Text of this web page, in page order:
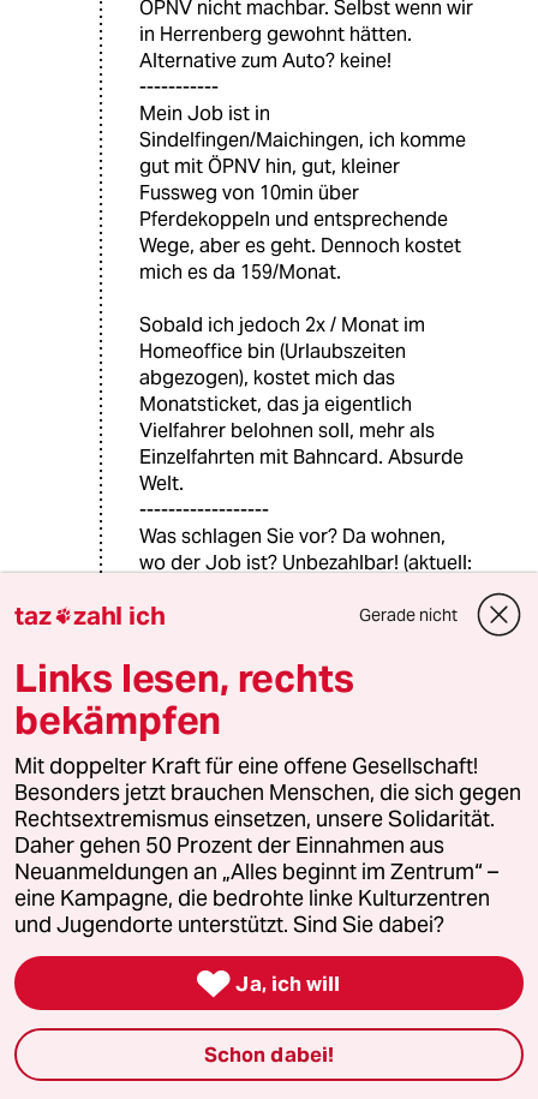
ÖPNV nicht machbar. Selbst wenn wir
in Herrenberg gewohnt hätten.
Alternative zum Auto? keine!
-----------
Mein Job ist in
Sindelfingen/Maichingen, ich komme
gut mit ÖPNV hin, gut, kleiner
Fussweg von 10min über
Pferdekoppeln und entsprechende
Wege, aber es geht. Dennoch kostet
mich es da 159/Monat.
Sobald ich jedoch 2x / Monat im
Homeoffice bin (Urlaubszeiten
abgezogen), kostet mich das
Monatsticket, das ja eigentlich
Vielfahrer belohnen soll, mehr als
Einzelfahrten mit Bahncard. Absurde
Welt.
------------------
Was schlagen Sie vor? Da wohnen,
wo der Job ist? Unbezahlbar! (aktuell:
Dort Arbeiten wo mein zuhause ist?
Prima, die Firma verlagert gerne...
Mein Kinderarzt wechseln? Auf dem
Dorf hat der Hausarzt 1x Nachmittags
Sprechstunde...
Es geht aktuell nicht ohne Mobilität.
Homeofficepflicht wäre jedoch ein
Anfang. Und eben 49 Euro/Monat, da
das billiger ist als jedes Auto.
6G
14.11.2022, 10:35 Uhr
@Octarine:
Richtig. Genau das ist es.
taz zahl ich Gerade nicht
Links lesen, rechts
bekämpfen
Mit doppelter Kraft für eine offene Gesellschaft!
Besonders jetzt brauchen Menschen, die sich gegen
Rechtsextremismus einsetzen, unsere Solidarität.
Daher gehen 50 Prozent der Einnahmen aus
Neuanmeldungen an „Alles beginnt im Zentrum“ –
eine Kampagne, die bedrohte linke Kulturzentren
und Jugendorte unterstützt. Sind Sie dabei?
 Ja, ich will
Schon dabei!